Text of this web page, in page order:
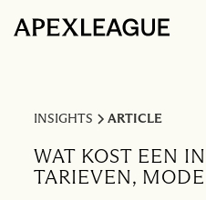
INSIGHTS ARTICLE
WAT KOST EEN
TARIEVEN,